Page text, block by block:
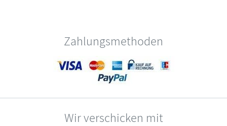
Zahlungsmethoden
Wir verschicken mit